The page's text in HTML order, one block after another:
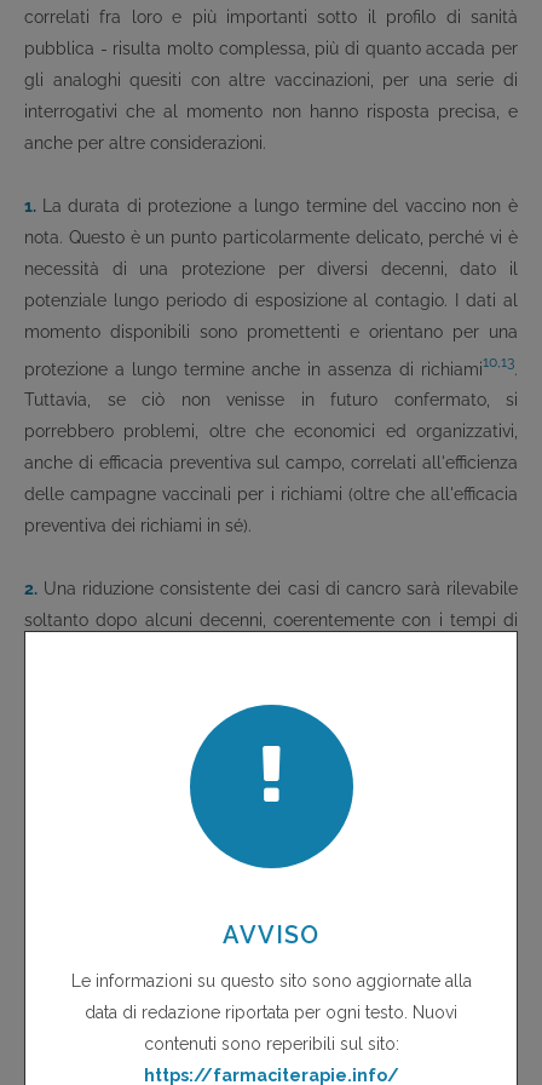
correlati fra loro e più importanti sotto il profilo di sanità
pubblica - risulta molto complessa, più di quanto accada per
gli analoghi quesiti con altre vaccinazioni, per una serie di
interrogativi che al momento non hanno risposta precisa, e
anche per altre considerazioni.
1. La durata di protezione a lungo termine del vaccino non è
nota. Questo è un punto particolarmente delicato, perché vi è
necessità di una protezione per diversi decenni, dato il
potenziale lungo periodo di esposizione al contagio. I dati al
momento disponibili sono promettenti e orientano per una
protezione a lungo termine anche in assenza di richiami10,13.
Tuttavia, se ciò non venisse in futuro confermato, si
porrebbero problemi, oltre che economici ed organizzativi,
anche di efficacia preventiva sul campo, correlati all'efficienza
delle campagne vaccinali per i richiami (oltre che all'efficacia
preventiva dei richiami in sé).
2. Una riduzione consistente dei casi di cancro sarà rilevabile
soltanto dopo alcuni decenni, coerentemente con i tempi di
Anche ipotizzando un'adesione del 100% alla vaccinazione
da parte della popolazione femminile candidata, la protezione
assoluta contro il 70% dei virus HPV ad alto potenziale
oncogeno difficilmente si tradurrà in una riduzione annua di
decessi annuali, infatti, una quota (oggi presente e
verosimilmente crescente) è costituita da donne immigrate,
arrivate in Italia già infettate e comunque in età superiore a
quella filtro per la vaccinazione. Questa quota continuerà
quanto meno ad essere presente anche negli anni futuri e